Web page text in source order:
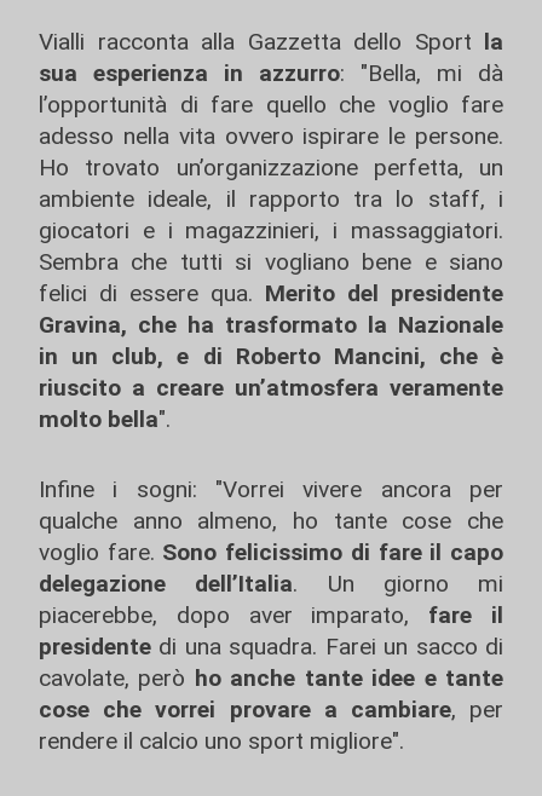
Vialli racconta alla Gazzetta dello Sport la
sua esperienza in azzurro: "Bella, mi dà
l’opportunità di fare quello che voglio fare
adesso nella vita ovvero ispirare le persone.
Ho trovato un’organizzazione perfetta, un
ambiente ideale, il rapporto tra lo staff, i
giocatori e i magazzinieri, i massaggiatori.
Sembra che tutti si vogliano bene e siano
felici di essere qua. Merito del presidente
Gravina, che ha trasformato la Nazionale
in un club, e di Roberto Mancini, che è
riuscito a creare un’atmosfera veramente
molto bella".
Infine i sogni: "Vorrei vivere ancora per
qualche anno almeno, ho tante cose che
voglio fare. Sono felicissimo di fare il capo
delegazione dell’Italia. Un giorno mi
piacerebbe, dopo aver imparato, fare il
presidente di una squadra. Farei un sacco di
cavolate, però ho anche tante idee e tante
cose che vorrei provare a cambiare, per
rendere il calcio uno sport migliore".